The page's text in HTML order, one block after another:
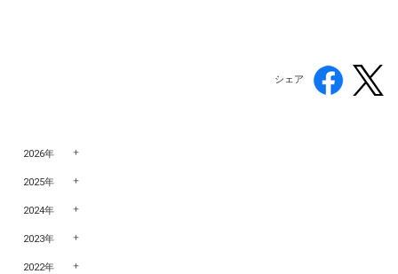
シェア
2026年
2025年
2024年
2023年
2022年